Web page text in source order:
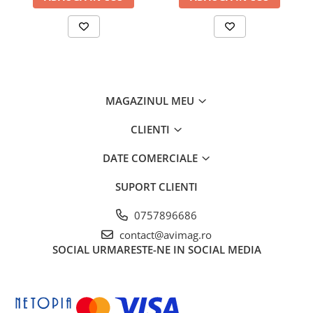
MAGAZINUL MEU
CLIENTI
DATE COMERCIALE
SUPORT CLIENTI
0757896686
contact@avimag.ro
SOCIAL URMARESTE-NE IN SOCIAL MEDIA